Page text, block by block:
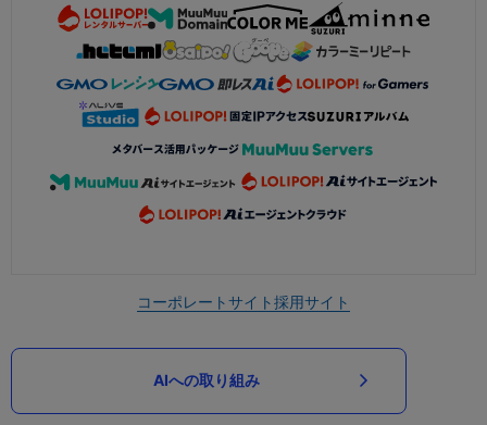
コーポレートサイト採用サイト
AIへの取り組み